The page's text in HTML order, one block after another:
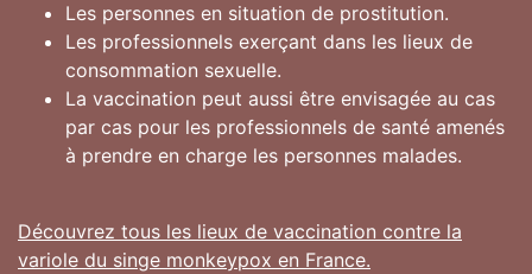
Les personnes en situation de prostitution.
Les professionnels exerçant dans les lieux de
consommation sexuelle.
La vaccination peut aussi être envisagée au cas
par cas pour les professionnels de santé amenés
à prendre en charge les personnes malades.
Découvrez tous les lieux de vaccination contre la
variole du singe monkeypox en France.